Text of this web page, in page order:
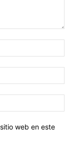
web en este